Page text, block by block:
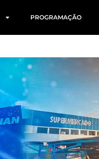
PROGRAMAÇÃO